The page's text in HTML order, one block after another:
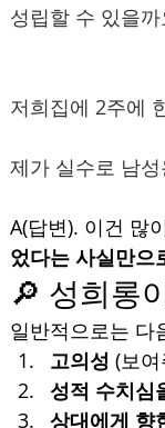
성립할 수 있을까
저희집에 2주에
제가 실수로 남
A(답변). 이건 많
었다는 사실만으
🔎 성희롱
일반적으로는 다
고의성 (보
성적 수치심
상대에게 향